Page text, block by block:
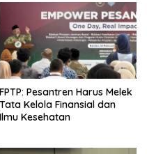
FPTP: Pesantren Harus Melek
Tata Kelola Finansial dan
Ilmu Kesehatan